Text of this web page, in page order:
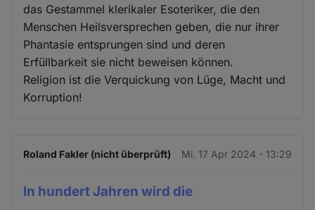
das Gestammel klerikaler Esoteriker, die den
Menschen Heilsversprechen geben, die nur ihrer
Phantasie entsprungen sind und deren
Erfüllbarkeit sie nicht beweisen können.
Religion ist die Verquickung von Lüge, Macht und
Korruption!
Roland Fakler (nicht überprüft) Mi. 17 Apr 2024 - 13:29
In hundert Jahren wird die